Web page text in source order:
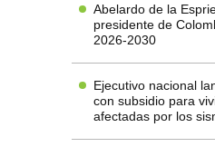
Abelardo de la
presidente de
2026-2030
Ejecutivo nacional
con subsidio para
afectadas por los